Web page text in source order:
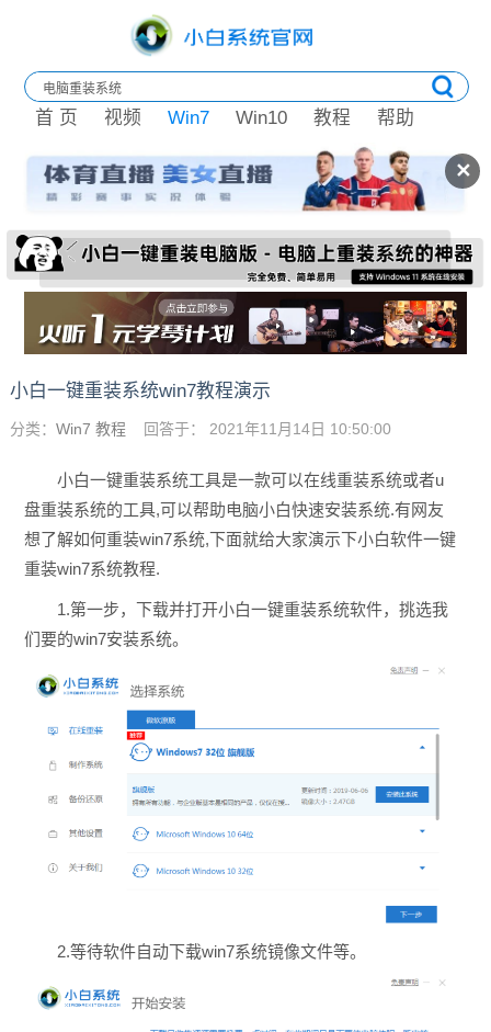
✕
首 页 视频 Win7 Win10 教程 帮助
小白一键重装系统win7教程演示
分类： Win7 教程 回答于： 2021年11月14日 10:50:00
小白一键重装系统工具是一款可以在线重装系统或者u
盘重装系统的工具,可以帮助电脑小白快速安装系统.有网友
想了解如何重装win7系统,下面就给大家演示下小白软件一键
重装win7系统教程.
1.第一步，下载并打开小白一键重装系统软件，挑选我
们要的win7安装系统。
2.等待软件自动下载win7系统镜像文件等。